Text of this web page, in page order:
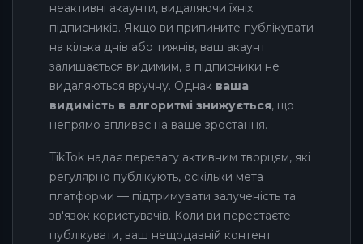
неактивні акаунти, видаляючи їхніх
підписників. Якщо ви припините публікувати
на кілька днів або тижнів, ваш акаунт
залишається видимим, а підписники не
видаляються вручну. Однак ваша
видимість в алгоритмі знижується, що
непрямо впливає на ваше зростання.
TikTok надає перевагу активним творцям, які
регулярно публікують, оскільки мета
платформи — підтримувати залученість та
зв'язок користувачів. Коли ви перестаєте
публікувати, ваш нещодавній контент